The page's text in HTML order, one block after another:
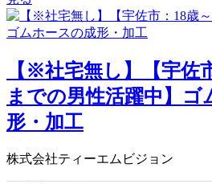
【※社宅無し】【宇佐
までの男性活躍中】ゴ
形・加工
株式会社ティーエムビジョン